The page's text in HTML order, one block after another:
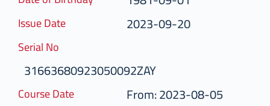
Issue Date 2023-09-20
Serial No
31663680923050092ZAY
Course Date
From: 2023-08-05